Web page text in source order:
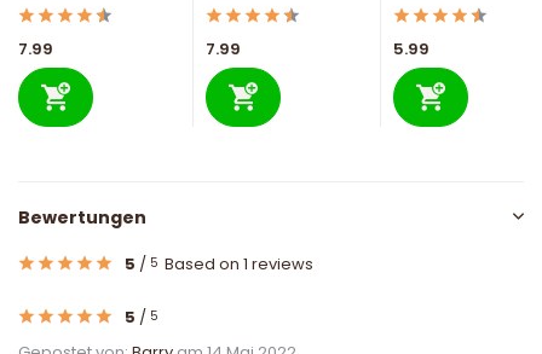
7.99 7.99 5.99
Bewertungen
5 / 5 Based on 1 reviews
5 / 5